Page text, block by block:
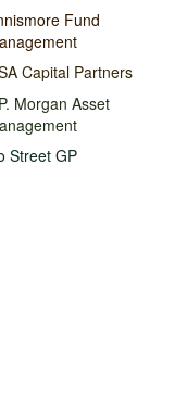
Fund
Capital Partners
Morgan Asset
Street GP